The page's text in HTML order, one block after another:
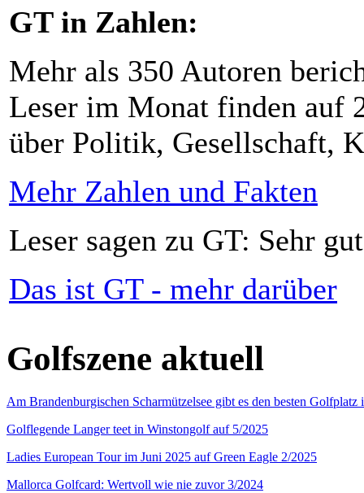
GT in Zahlen:
Mehr als 350 Autoren
Leser im Monat finden auf
über Politik, Gesellschaft,
Mehr Zahlen und Fakten
Leser sagen zu GT: Sehr
Das ist GT - mehr darüber
Golfszene aktuell
Am Brandenburgischen Scharmützelsee gibt es den besten
Golflegende Langer teet in Winstongolf auf 5/2025
Ladies European Tour im Juni 2025 auf Green Eagle 2/2025
Mallorca Golfcard: Wertvoll wie nie zuvor 3/2024